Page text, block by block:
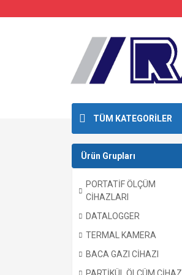
TÜM KATEGORİLER
Ürün Grupları
PORTATİF ÖLÇÜM
CİHAZLARI
DATALOGGER
TERMAL KAMERA
BACA GAZI CİHAZI